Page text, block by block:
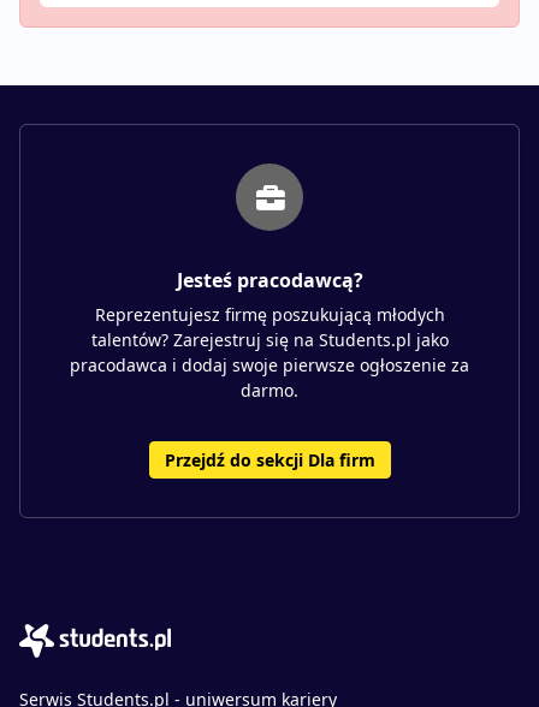
Jesteś pracodawcą?
Reprezentujesz firmę poszukującą młodych
talentów? Zarejestruj się na Students.pl jako
pracodawca i dodaj swoje pierwsze ogłoszenie za
darmo.
Przejdź do sekcji Dla firm
Serwis Students.pl - uniwersum kariery